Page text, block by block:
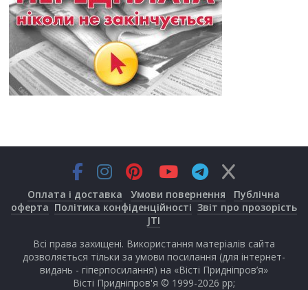
Оплата і доставка Умови повернення
Публічна
оферта Політика конфіденційності Звіт про прозорість
JTI
Всі права захищені. Використання матеріалів сайта
дозволяється тільки за умови посилання (для інтернет-
видань - гіперпосилання) на «Вісті Придніпров’я»
Вісті Придніпров'я © 1999-2026 рр;